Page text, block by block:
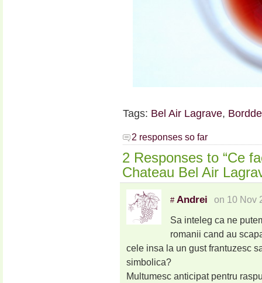
Tags: Bel Air Lagrave,
2 responses so far
2 Responses to “Ce
Chateau Bel Air
# Andrei on 10 Nov
Sa inteleg ca ne
romanii cand au
cele insa la un gust frantuzesc
simbolica?
Multumesc anticipat pentru